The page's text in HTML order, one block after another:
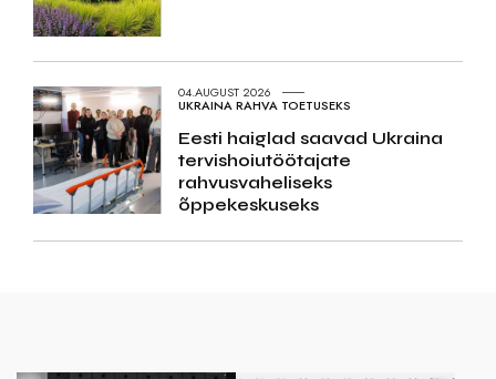
04.AUGUST 2026
UKRAINA RAHVA TOETUSEKS
Eesti haiglad saavad Ukraina
tervishoiutöötajate
rahvusvaheliseks
õppekeskuseks